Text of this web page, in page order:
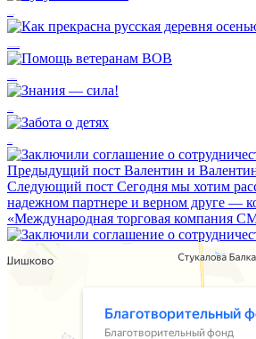
Предыдущий пост Валентин и
Следующий пост Cегодня мы хотим
надежном партнере и верном друге —
«Международная торговая компания